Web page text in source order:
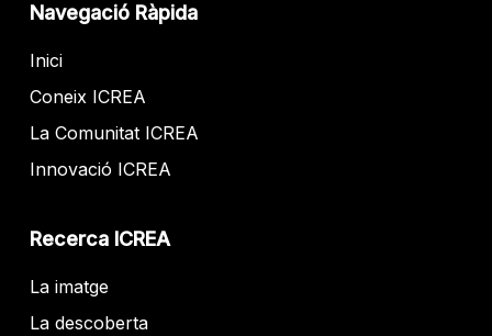
Navegació Ràpida
Inici
Coneix ICREA
La Comunitat ICREA
Innovació ICREA
Recerca ICREA
La imatge
La descoberta